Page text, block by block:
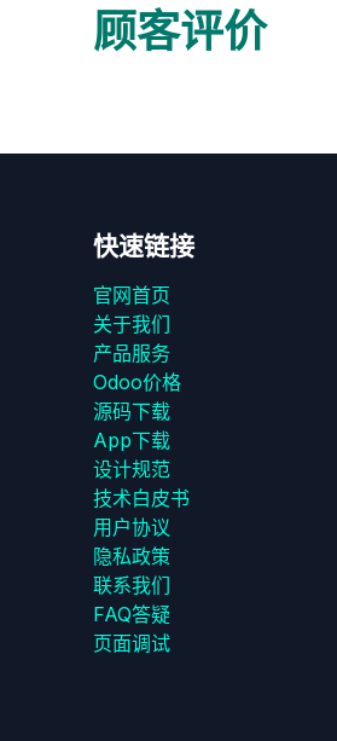
顾客评价
快速链接
官网首页
关于我们
产品服务
Odoo价格
源码下载
App下载
设计规范
技术白皮书
用户协议
‎隐私政策‎
联系我们
FAQ答疑
页面调试